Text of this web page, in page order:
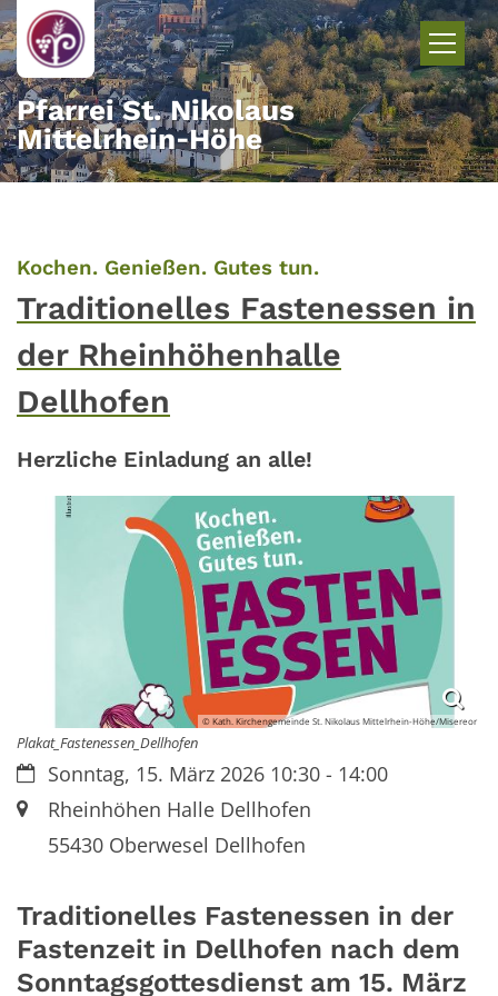
Zum Inhalt springen
Pfarrei St. Nikolaus
Mittelrhein‑Höhe
Kochen. Genießen. Gutes tun.:
Traditionelles Fastenessen in
der Rheinhöhenhalle
Dellhofen
Herzliche Einladung an alle!
© Kath. Kirchengemeinde St. Nikolaus Mittelrhein-Höhe/Misereor
Plakat_Fastenessen_Dellhofen
Datum:Sonntag, 15. März 2026 10:30 - 14:00
Ort:Rheinhöhen Halle Dellhofen
55430 Oberwesel Dellhofen
Traditionelles Fastenessen in der
Fastenzeit in Dellhofen nach dem
Sonntagsgottesdienst am 15. März